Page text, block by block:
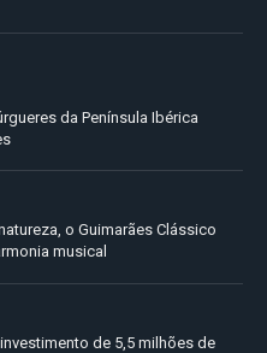
da Península Ibérica
o Guimarães Clássico
musical
de 5,5 milhões de